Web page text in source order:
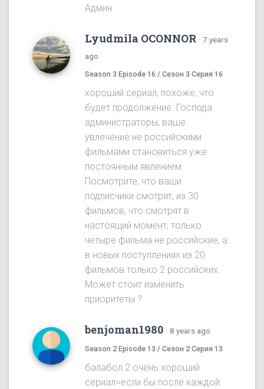
Админ.
Lyudmila OCONNOR · 7 years
ago
Season 3 Episode 16 / Сезон 3 Серия 16
хороший сериал, похоже, что
будет продолжение. Господа
администраторы, ваше
увлечение не российскими
фильмами становиться уже
постоянным явлением.
Посмотрите, что ваши
подписчики смотрят, из 30
фильмов, что смотрят в
настоящий момент, только
четыре фильма не российские, а
в новых поступлениях из 20
фильмов только 2 российских.
Может стоит изменить
приоритеты ?
benjoman1980 · 8 years ago
Season 2 Episode 13 / Сезон 2 Серия 13
балабол 2 очень хороший
сериал=если бы после каждой